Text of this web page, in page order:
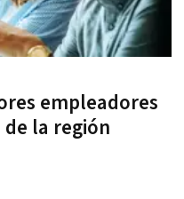
empleadores
la región